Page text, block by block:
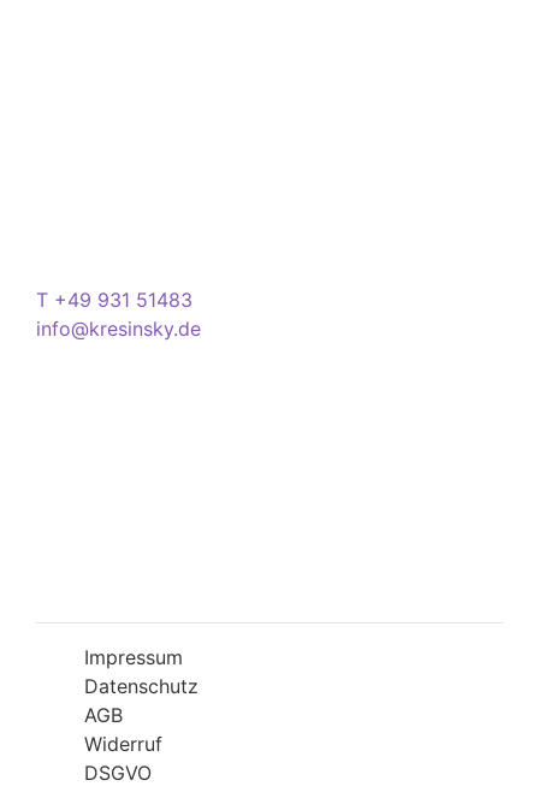
T +49 931 51483
info@kresinsky.de
Impressum
Datenschutz
AGB
Widerruf
DSGVO